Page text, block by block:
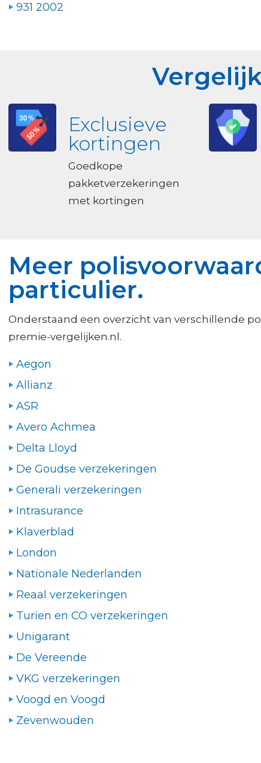
931 2002
Exclusieve
kortingen
Goedkope
pakketverzekeringen
met kortingen
Meer
particulier.
Onderstaand een overzicht van verschillende
premie-vergelijken.nl.
Aegon
Allianz
ASR
Avero Achmea
Delta Lloyd
De Goudse verzekeringen
Generali verzekeringen
Intrasurance
Klaverblad
London
Nationale Nederlanden
Reaal verzekeringen
Turien en CO verzekeringen
Unigarant
De Vereende
VKG verzekeringen
Voogd en Voogd
Zevenwouden